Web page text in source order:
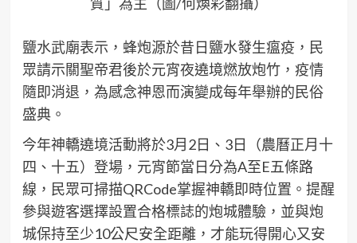
鹽水武廟表示，蜂炮源於昔日鹽水發生瘟疫，民
眾請示關聖帝君後於元宵夜遶境燃放炮竹，疫情
隨即消退，為感念神恩而演變成每年舉辦的民俗
盛典。
今年神轎遶境活動將於3月2日、3日（農曆正月十
四、十五）登場，元宵節當日分為A至E五條路
線，民眾可掃描QRCode掌握神轎即時位置。提醒
參與遊客選擇設置合格標誌的炮城體驗，並與炮
城保持至少10公尺安全距離，才能玩得開心又安